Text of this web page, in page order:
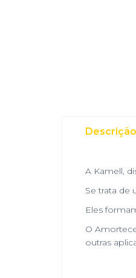
Descrição
A Kamell,
Se trata
Eles
O
outras